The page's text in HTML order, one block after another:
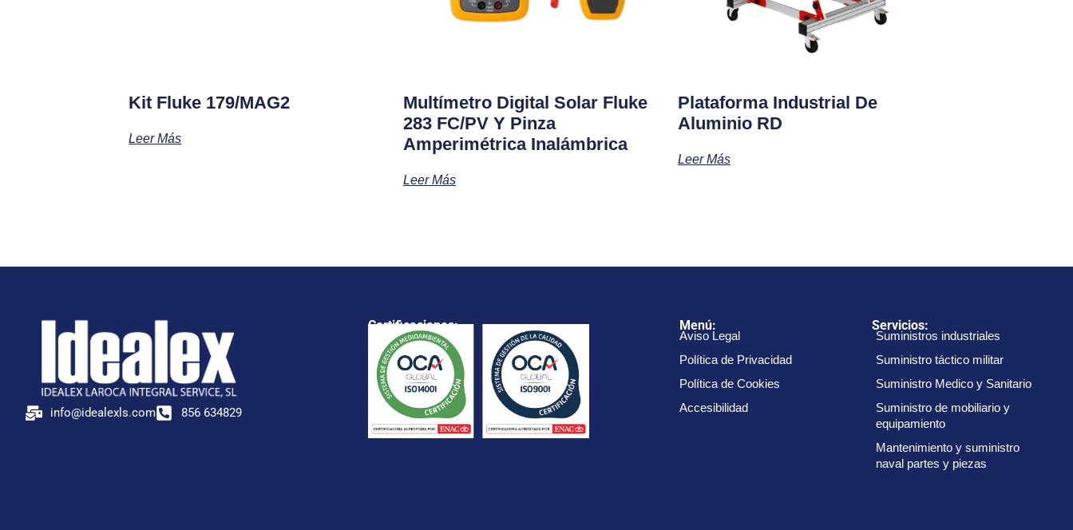
Kit Fluke 179/MAG2
Leer Más
Multímetro Digital Solar Fluke
283 FC/PV Y Pinza
Amperimétrica Inalámbrica
Leer Más
Plataforma Industrial De
Aluminio RD
Leer Más
info@idealexls.com 856 634829
Certificaciones: Menú:
Aviso Legal
Política de Privacidad
Política de Cookies
Accesibilidad
Servicios:
Suministros industriales
Suministro táctico militar
Suministro Medico y Sanitario
Suministro de mobiliario y
equipamiento
Mantenimiento y suministro
naval partes y piezas